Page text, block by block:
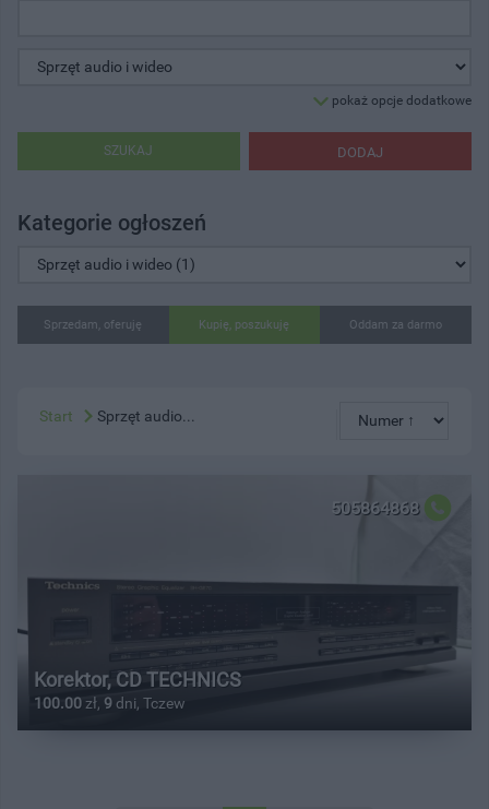
pokaż opcje dodatkowe
DODAJ
SZUKAJ
Kategorie ogłoszeń
Sprzedam, oferuję Kupię, poszukuję Oddam za darmo
Start Sprzęt audio...
505864868
Korektor, CD TECHNICS
100.00 zł, 9 dni, Tczew